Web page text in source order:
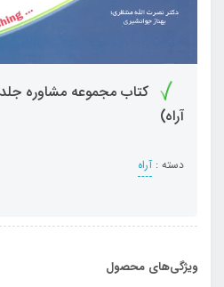
کتاب مجموعه مشاوره
آراه)
دسته : آراه
ویژگی‌های محصول